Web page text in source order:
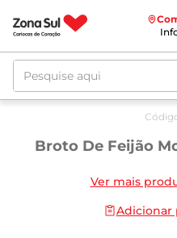
Pesquise aqui
Broto De Feijão
Ver mais
Adicionar